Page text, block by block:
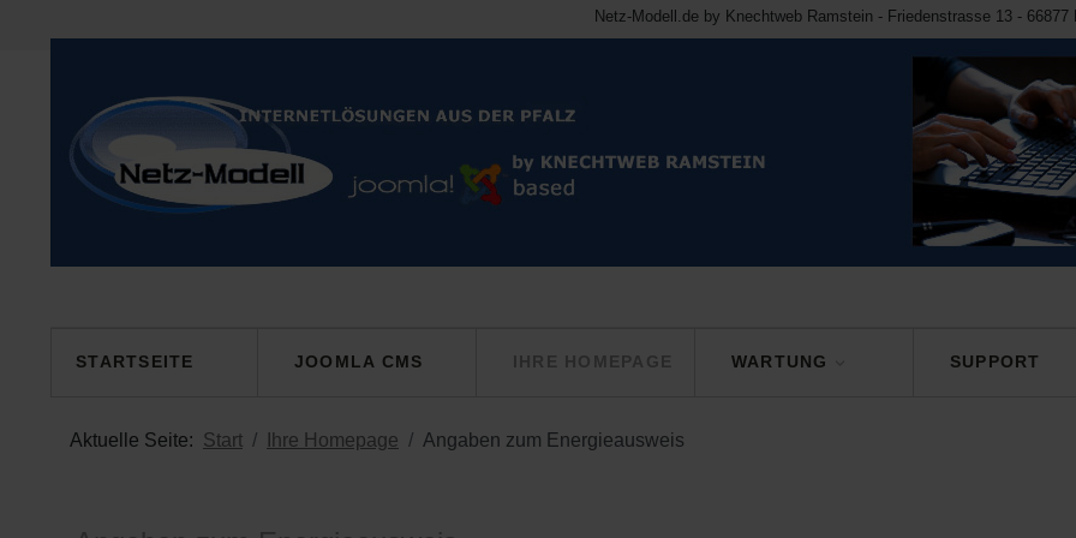
Netz-Modell.de by Knechtweb Ramstein - Friedenstrasse 13 -
STARTSEITE JOOMLA CMS IHRE HOMEPAGE WARTUNG SUPPORT
Aktuelle Seite: Start Ihre Homepage Angaben zum Energieausweis